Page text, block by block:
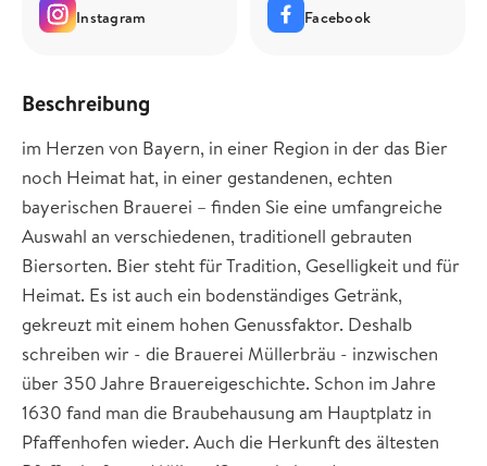
Instagram Facebook
Beschreibung
im Herzen von Bayern, in einer Region in der das Bier
noch Heimat hat, in einer gestandenen, echten
bayerischen Brauerei – finden Sie eine umfangreiche
Auswahl an verschiedenen, traditionell gebrauten
Biersorten. Bier steht für Tradition, Geselligkeit und für
Heimat. Es ist auch ein bodenständiges Getränk,
gekreuzt mit einem hohen Genussfaktor. Deshalb
schreiben wir - die Brauerei Müllerbräu - inzwischen
über 350 Jahre Brauereigeschichte. Schon im Jahre
1630 fand man die Braubehausung am Hauptplatz in
Pfaffenhofen wieder. Auch die Herkunft des ältesten